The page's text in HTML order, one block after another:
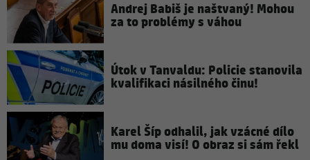
Andrej Babiš je naštvaný! Mohou
za to problémy s váhou
Útok v Tanvaldu: Policie stanovila
kvalifikaci násilného činu!
Karel Šíp odhalil, jak vzácné dílo
mu doma visí! O obraz si sám řekl